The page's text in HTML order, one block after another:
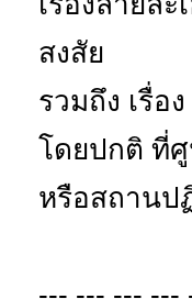
สงสัย
รวมถึง เรื่อ
โดยปกติ ที่
หรือสถานป